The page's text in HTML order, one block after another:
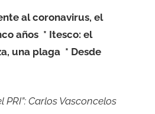
al coronavirus, el
años * Itesco: el
una plaga * Desde
PRI”: Carlos Vasconcelos